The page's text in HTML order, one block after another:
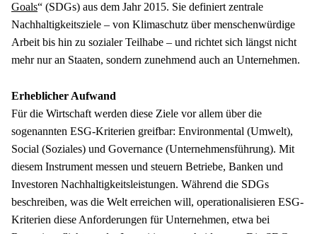
Goals“ (SDGs) aus dem Jahr 2015. Sie definiert zentrale
Nachhaltigkeitsziele – von Klimaschutz über menschenwürdige
Arbeit bis hin zu sozialer Teilhabe – und richtet sich längst nicht
mehr nur an Staaten, sondern zunehmend auch an Unternehmen.
Für die Wirtschaft werden diese Ziele vor allem über die
sogenannten ESG-Kriterien greifbar: Environmental (Umwelt),
Social (Soziales) und Governance (Unternehmensführung). Mit
diesem Instrument messen und steuern Betriebe, Banken und
Investoren Nachhaltigkeitsleistungen. Während die SDGs
beschreiben, was die Welt erreichen will, operationalisieren ESG-
Kriterien diese Anforderungen für Unternehmen, etwa bei